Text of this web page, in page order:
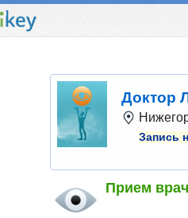
Доктор
Запись
Прием